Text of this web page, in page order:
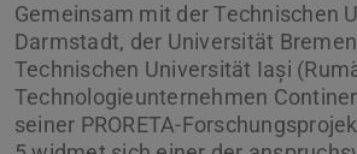
Gemeinsam mit der Technischen
Darmstadt, der Universität
Technischen Universität Iași
Technologieunternehmen
seiner PRORETA-